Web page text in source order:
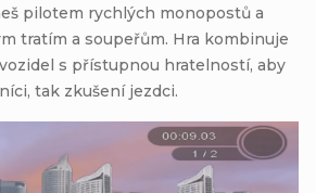
pilotem rychlých monopostů a
tratím a soupeřům. Hra kombinuje
s přístupnou hratelností, aby
tak zkušení jezdci.